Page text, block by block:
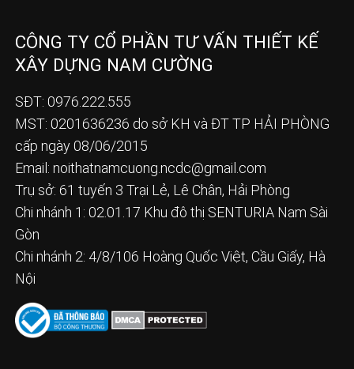
CÔNG TY CỔ PHẦN TƯ VẤN THIẾT KẾ
XÂY DỰNG NAM CƯỜNG
SĐT: 0976.222.555
MST: 0201636236 do sở KH và ĐT TP HẢI PHÒNG
cấp ngày 08/06/2015
Email: noithatnamcuong.ncdc@gmail.com
Trụ sở: 61 tuyến 3 Trại Lẻ, Lê Chân, Hải Phòng
Chi nhánh 1: 02.01.17 Khu đô thị SENTURIA Nam Sài
Gòn
Chi nhánh 2: 4/8/106 Hoàng Quốc Việt, Cầu Giấy, Hà
Nội